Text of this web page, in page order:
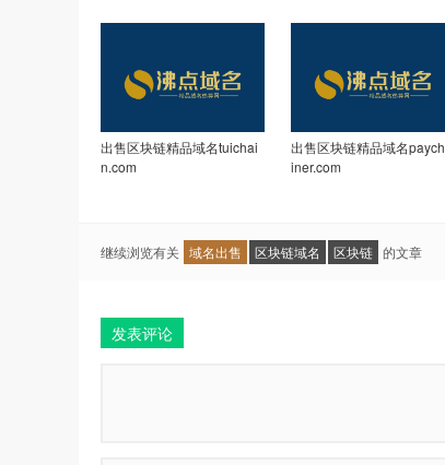
出售区块链精品域名tuichai
n.com
出售区块链精品域名
iner.com
继续浏览有关 域名出售 区块链域名 区块链 的文章
发表评论